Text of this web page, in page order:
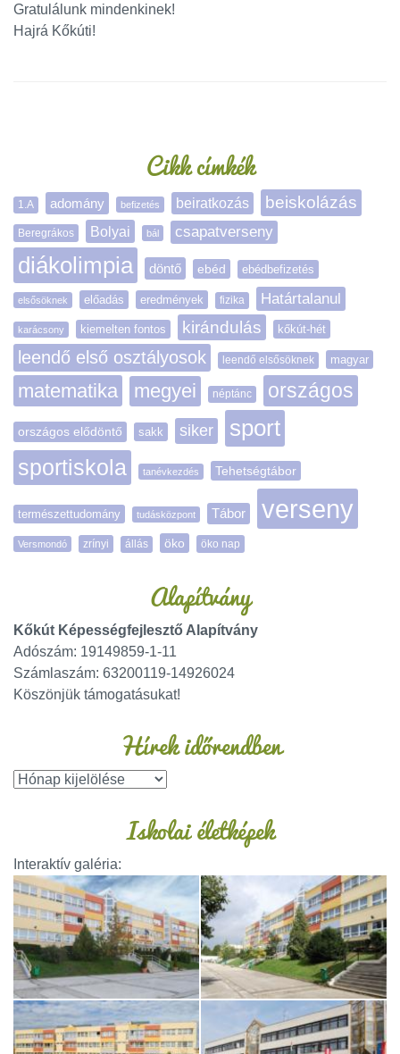
Gratulálunk mindenkinek!
Hajrá Kőkúti!
Cikk címkék
1.A adomány befizetés beiratkozás beiskolázás
Beregrákos Bolyai bál csapatverseny
diákolimpia döntő ebéd ebédbefizetés
elsősöknek előadás eredmények fizika Határtalanul
karácsony kiemelten fontos kirándulás kőkút-hét
leendő első osztályosok leendő elsősöknek magyar
matematika megyei néptánc országos
országos elődöntő sakk siker sport
sportiskola tanévkezdés Tehetségtábor
természettudomány tudásközpont Tábor verseny
Versmondó zrínyi állás öko öko nap
Alapítvány
Kőkút Képességfejlesztő Alapítvány
Adószám: 19149859-1-11
Számlaszám: 63200119-14926024
Köszönjük támogatásukat!
Hírek időrendben
Iskolai életképek
Interaktív galéria: